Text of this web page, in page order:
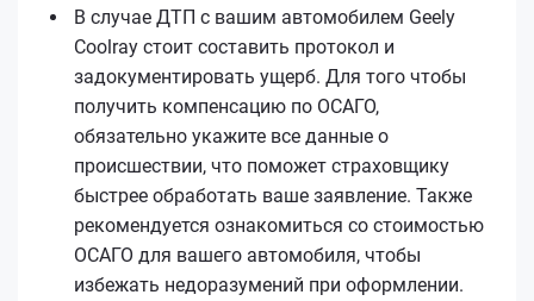
В случае ДТП с вашим автомобилем Geely
Coolray стоит составить протокол и
задокументировать ущерб. Для того чтобы
получить компенсацию по ОСАГО,
обязательно укажите все данные о
происшествии, что поможет страховщику
быстрее обработать ваше заявление. Также
рекомендуется ознакомиться со стоимостью
ОСАГО для вашего автомобиля, чтобы
избежать недоразумений при оформлении.